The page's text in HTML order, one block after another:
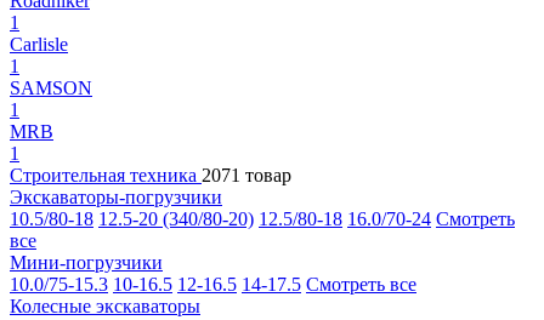
1
Carlisle
1
SAMSON
1
MRB
1
Строительная техника 2071 товар
Экскаваторы-погрузчики
10.5/80-18 12.5-20 (340/80-20) 12.5/80-18 16.0/70-24 Смотреть
все
Мини-погрузчики
10.0/75-15.3 10-16.5 12-16.5 14-17.5 Смотреть все
Колесные экскаваторы